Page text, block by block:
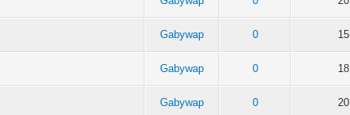
Gabywap 0 15
Gabywap 0 18
Gabywap 0 20